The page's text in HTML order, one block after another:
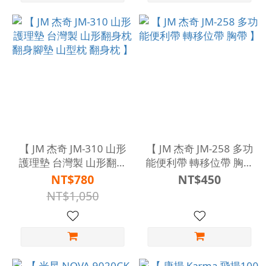
【 JM 杰奇 JM-310 山形
護理墊 台灣製 山形翻身
枕 翻身腳墊 山型枕 翻
身枕 】
NT$780
NT$1,050
【 JM 杰奇 JM-258 多功
能便利帶 轉移位帶 胸帶
】
NT$450